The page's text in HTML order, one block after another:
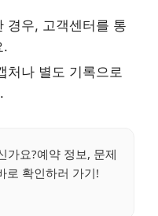
경우, 고객센터를 통
.
처나 별도 기록으로
가요?예약 정보, 문제
로 확인하러 가기!